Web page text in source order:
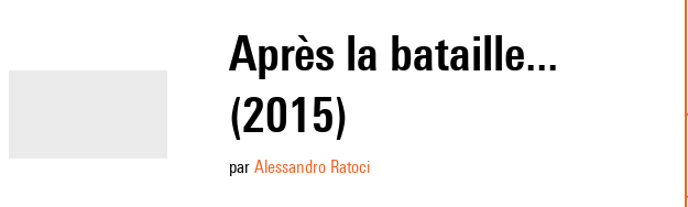
Après la bataille...
(2015)
par Alessandro Ratoci